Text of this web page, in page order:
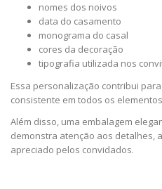
nomes dos noivos
data do casamento
monograma do casal
cores da decoração
tipografia utilizada nos
Essa personalização contribui
consistente em todos os
Além disso, uma embalagem
demonstra atenção aos detalhes,
apreciado pelos convidados.